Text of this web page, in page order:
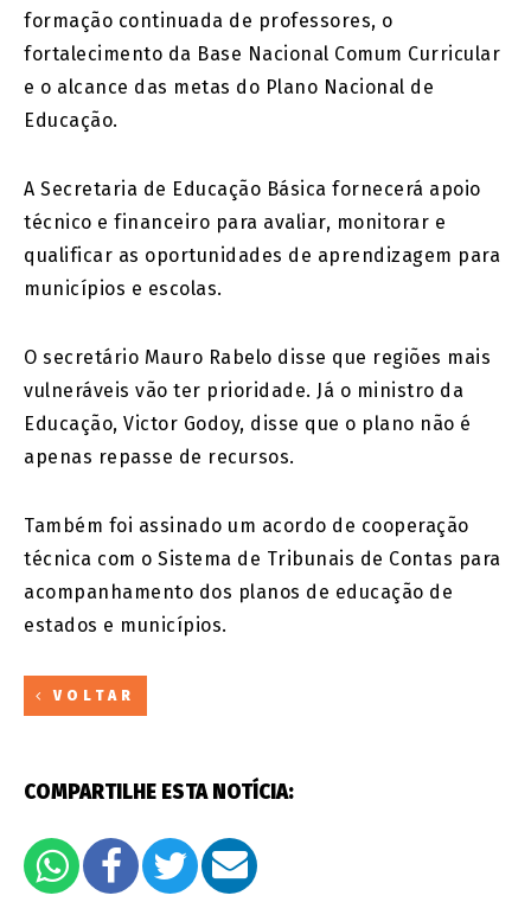
formação continuada de professores, o
fortalecimento da Base Nacional Comum Curricular
e o alcance das metas do Plano Nacional de
Educação.
A Secretaria de Educação Básica fornecerá apoio
técnico e financeiro para avaliar, monitorar e
qualificar as oportunidades de aprendizagem para
municípios e escolas.
O secretário Mauro Rabelo disse que regiões mais
vulneráveis vão ter prioridade. Já o ministro da
Educação, Victor Godoy, disse que o plano não é
apenas repasse de recursos.
Também foi assinado um acordo de cooperação
técnica com o Sistema de Tribunais de Contas para
acompanhamento dos planos de educação de
estados e municípios.
VOLTAR
COMPARTILHE ESTA NOTÍCIA: